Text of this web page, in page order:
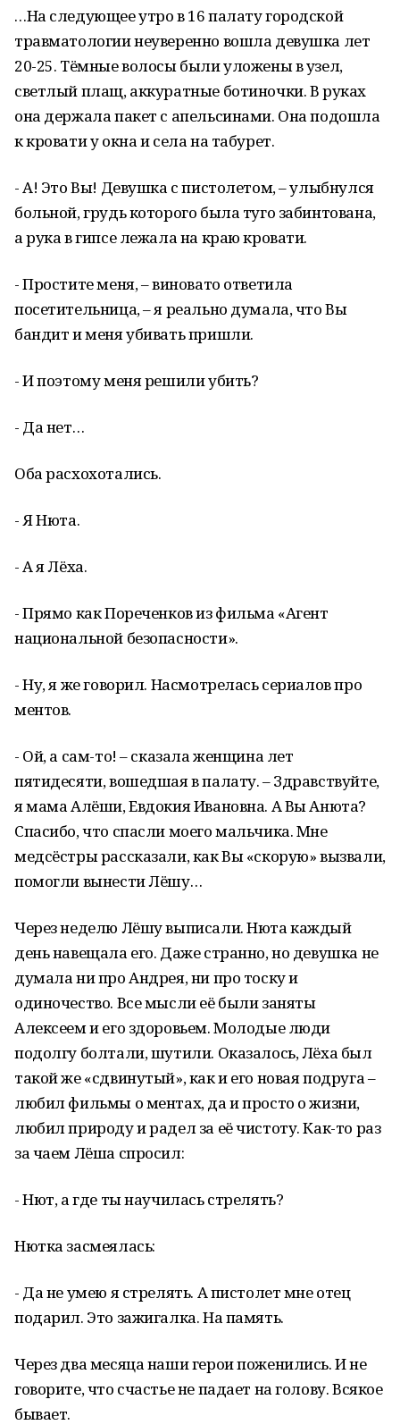
…На следующее утро в 16 палату городской
травматологии неуверенно вошла девушка лет
20-25. Тёмные волосы были уложены в узел,
светлый плащ, аккуратные ботиночки. В руках
она держала пакет с апельсинами. Она подошла
к кровати у окна и села на табурет.
- А! Это Вы! Девушка с пистолетом, – улыбнулся
больной, грудь которого была туго забинтована,
а рука в гипсе лежала на краю кровати.
- Простите меня, – виновато ответила
посетительница, – я реально думала, что Вы
бандит и меня убивать пришли.
- И поэтому меня решили убить?
- Да нет…
Оба расхохотались.
- Я Нюта.
- А я Лёха.
- Прямо как Пореченков из фильма «Агент
национальной безопасности».
- Ну, я же говорил. Насмотрелась сериалов про
ментов.
- Ой, а сам-то! – сказала женщина лет
пятидесяти, вошедшая в палату. – Здравствуйте,
я мама Алёши, Евдокия Ивановна. А Вы Анюта?
Спасибо, что спасли моего мальчика. Мне
медсёстры рассказали, как Вы «скорую» вызвали,
помогли вынести Лёшу…
Через неделю Лёшу выписали. Нюта каждый
день навещала его. Даже странно, но девушка не
думала ни про Андрея, ни про тоску и
одиночество. Все мысли её были заняты
Алексеем и его здоровьем. Молодые люди
подолгу болтали, шутили. Оказалось, Лёха был
такой же «сдвинутый», как и его новая подруга –
любил фильмы о ментах, да и просто о жизни,
любил природу и радел за её чистоту. Как-то раз
за чаем Лёша спросил:
- Нют, а где ты научилась стрелять?
Нютка засмеялась:
- Да не умею я стрелять. А пистолет мне отец
подарил. Это зажигалка. На память.
Через два месяца наши герои поженились. И не
говорите, что счастье не падает на голову. Всякое
бывает.